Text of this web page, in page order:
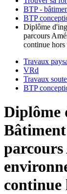
BTP -
BTP
Diplôme
parcours
continue hors
Travaux
VRd
Travaux
BTP
Diplôme
parcours
continue